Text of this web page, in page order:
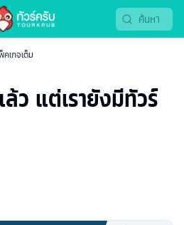
เกจเต็ม
ว แต่เรายังมีทัวร์